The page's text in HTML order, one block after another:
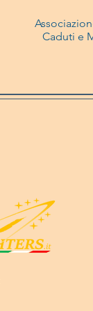
Caduti e